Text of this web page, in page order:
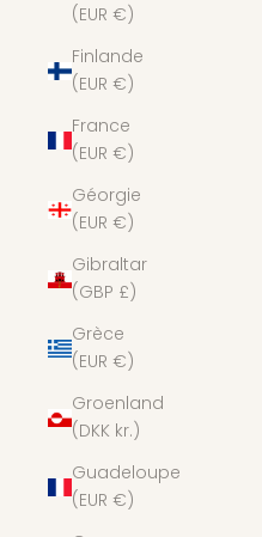
(EUR €)
Finlande
(EUR €)
France
(EUR €)
Géorgie
(EUR €)
Gibraltar
(GBP £)
Grèce
(EUR €)
Groenland
(DKK kr.)
Guadeloupe
(EUR €)